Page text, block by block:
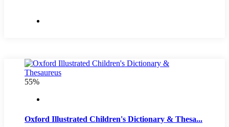
55%
Oxford Illustrated Children's Dictionary & Thesa...